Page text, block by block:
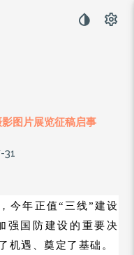
图片展览征稿启事
31
今年正值“三线”建设
强国防建设的重要决
机遇、奠定了基础。